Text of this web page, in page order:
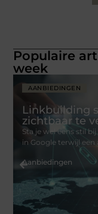
Populaire
week
AANBIEDINGEN
Linkbuilding
zichtbaar te
Sta je wel eens stil
in Google terwijl een
Aanbiedingen